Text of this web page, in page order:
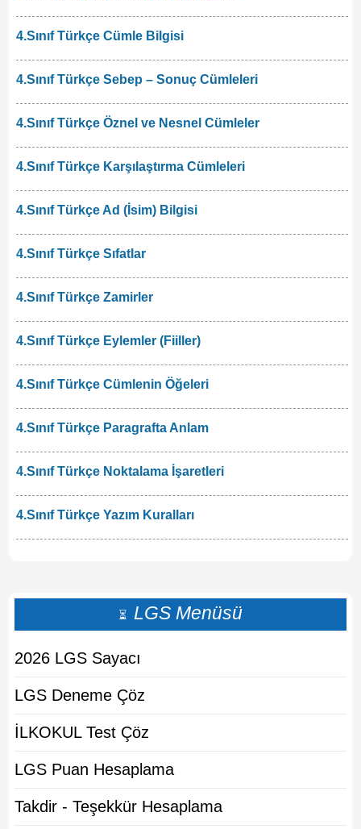
4.Sınıf Türkçe Cümle Bilgisi
4.Sınıf Türkçe Sebep – Sonuç Cümleleri
4.Sınıf Türkçe Öznel ve Nesnel Cümleler
4.Sınıf Türkçe Karşılaştırma Cümleleri
4.Sınıf Türkçe Ad (İsim) Bilgisi
4.Sınıf Türkçe Sıfatlar
4.Sınıf Türkçe Zamirler
4.Sınıf Türkçe Eylemler (Fiiller)
4.Sınıf Türkçe Cümlenin Öğeleri
4.Sınıf Türkçe Paragrafta Anlam
4.Sınıf Türkçe Noktalama İşaretleri
4.Sınıf Türkçe Yazım Kuralları
⏳ LGS Menüsü
2026 LGS Sayacı
LGS Deneme Çöz
İLKOKUL Test Çöz
LGS Puan Hesaplama
Takdir - Teşekkür Hesaplama